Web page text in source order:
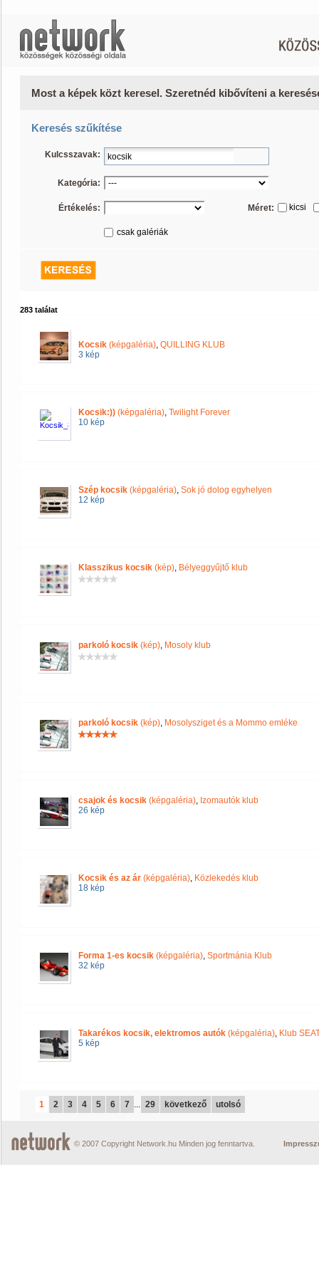
Most a képek közt keresel. Szeretnéd kibővíteni a
Keresés szűkítése
Kulcsszavak:
Kategória:
Értékelés: Méret: kicsi
csak galériák
283 találat
Kocsik (képgaléria), QUILLING KLUB
3 kép
Kocsik:)) (képgaléria), Twilight Forever
10 kép
Szép kocsik (képgaléria), Sok jó dolog egyhelyen
12 kép
Klasszikus kocsik (kép), Bélyeggyűjtő klub
parkoló kocsik (kép), Mosoly klub
parkoló kocsik (kép), Mosolysziget és a Mommo emléke
csajok és kocsik (képgaléria), Izomautók klub
26 kép
Kocsik és az ár (képgaléria), Közlekedés klub
18 kép
Forma 1-es kocsik (képgaléria), Sportmánia Klub
32 kép
Takarékos kocsik, elektromos autók (képgaléria), Klub
5 kép
1 2 3 4 5 6 7 ... 29 következő utolsó
© 2007 Copyright Network.hu Minden jog fenntartva.